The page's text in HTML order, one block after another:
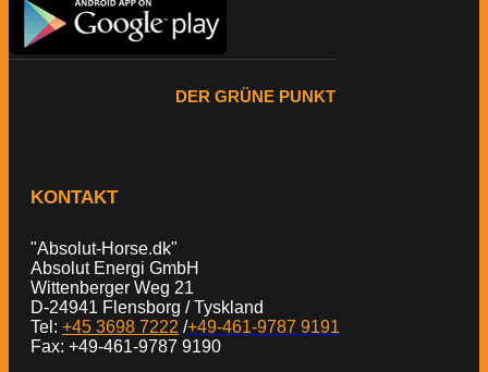
DER GRÜNE PUNKT
KONTAKT
"Absolut-Horse.dk"
Absolut Energi GmbH
Wittenberger Weg 21
D-24941 Flensborg / Tyskland
Tel: +45 3698 7222 /+49-461-9787 9191
Fax: +49-461-9787 9190